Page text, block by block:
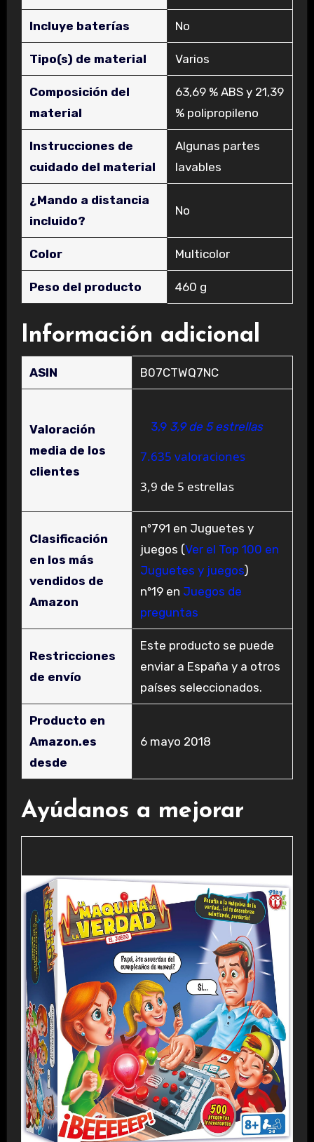
Incluye baterías ‎No
Tipo(s) de material ‎Varios
Composición del
material
‎63,69 % ABS y 21,39
% polipropileno
Instrucciones de
cuidado del material
‎Algunas partes
lavables
¿Mando a distancia
incluido?
‎No
Color ‎Multicolor
Peso del producto ‎460 g
Información adicional
ASIN B07CTWQ7NC
Valoración
media de los
clientes
3,9 3,9 de 5 estrellas
7.635 valoraciones
3,9 de 5 estrellas
Clasificación
en los más
vendidos de
Amazon
nº791 en Juguetes y
juegos (Ver el Top 100 en
Juguetes y juegos)
nº19 en Juegos de
preguntas
Restricciones
de envío
Este producto se puede
enviar a España y a otros
países seleccionados.
Producto en
Amazon.es
desde
6 mayo 2018
Ayúdanos a mejorar